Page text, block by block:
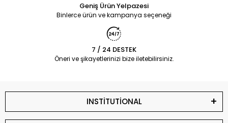
Geniş Ürün Yelpazesi
Binlerce ürün ve kampanya seçeneği
7 / 24 DESTEK
Öneri ve şikayetlerinizi bize iletebilirsiniz.
INSTİTUTİONAL